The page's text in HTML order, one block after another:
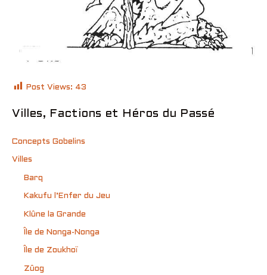
Post Views: 43
Villes, Factions et Héros du Passé
Concepts Gobelins
Villes
Barq
Kakufu l’Enfer du Jeu
Klûne la Grande
Île de Nonga-Nonga
Île de Zoukhoï
Zûog